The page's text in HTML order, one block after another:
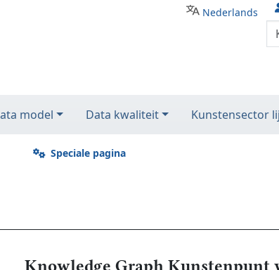
Nederlands
model Data kwaliteit Kunstensector
Speciale pagina
Knowledge Graph Kunstenpunt